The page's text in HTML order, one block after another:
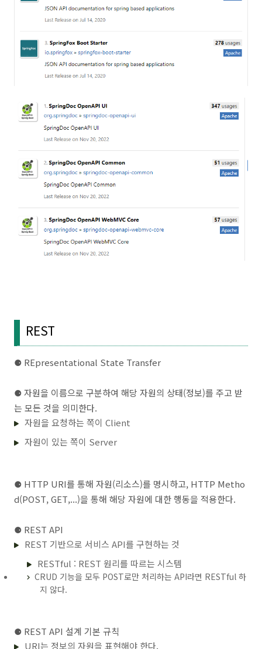
REST
⚈ REpresentational State Transfer
⚈자원을 이름으로 구분하여 해당 자원의 상태(정보)를 주고 받
는 모든 것을 의미한다.
자원을 요청하는 쪽이 Client
자원이 있는 쪽이 Server
⚈ HTTP URI를 통해 자원(리소스)를 명시하고, HTTP Metho
d(POST, GET,...)을 통해 해당 자원에 대한 행동을 적용한다.
⚈ REST API
REST 기반으로 서비스 API를 구현하는 것
RESTful : REST 원리를 따르는 시스템
CRUD 기능을 모두 POST로만 처리하는 API라면 RESTful 하
지 않다.
⚈ REST API 설계 기본 규칙
URI는 정보의 자원을 표현해야 한다.